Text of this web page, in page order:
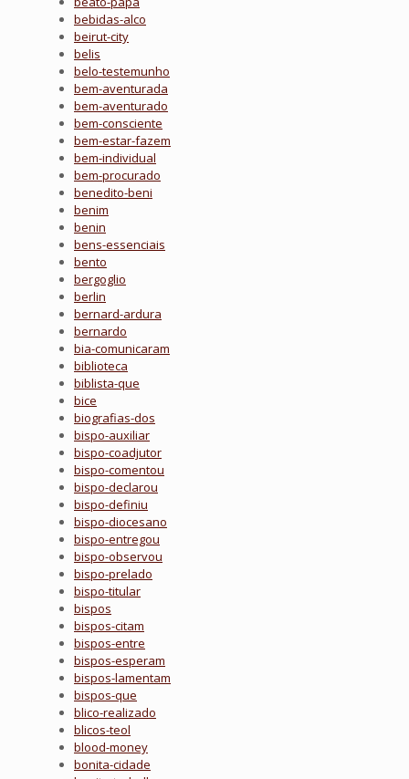
bebidas-alco
beirut-city
belis
belo-testemunho
bem-aventurada
bem-aventurado
bem-consciente
bem-estar-fazem
bem-individual
bem-procurado
benedito-beni
benim
benin
bens-essenciais
bento
bergoglio
berlin
bernard-ardura
bernardo
bia-comunicaram
biblioteca
biblista-que
bice
biografias-dos
bispo-auxiliar
bispo-coadjutor
bispo-comentou
bispo-declarou
bispo-definiu
bispo-diocesano
bispo-entregou
bispo-observou
bispo-prelado
bispo-titular
bispos
bispos-citam
bispos-entre
bispos-esperam
bispos-lamentam
bispos-que
blico-realizado
blicos-teol
blood-money
bonita-cidade